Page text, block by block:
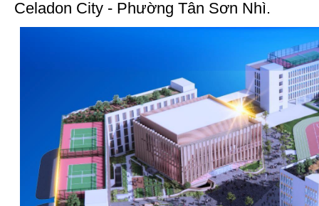
Celadon City - Phường Tân Sơn Nhì.